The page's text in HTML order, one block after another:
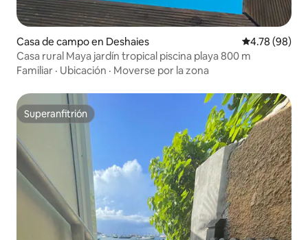
Casa de campo en Deshaies Calificación
4.78 (98)
Casa rural Maya jardín tropical piscina playa 800 m
Familiar · Ubicación · Moverse por la zona
Superanfitrión
Superanfitrión